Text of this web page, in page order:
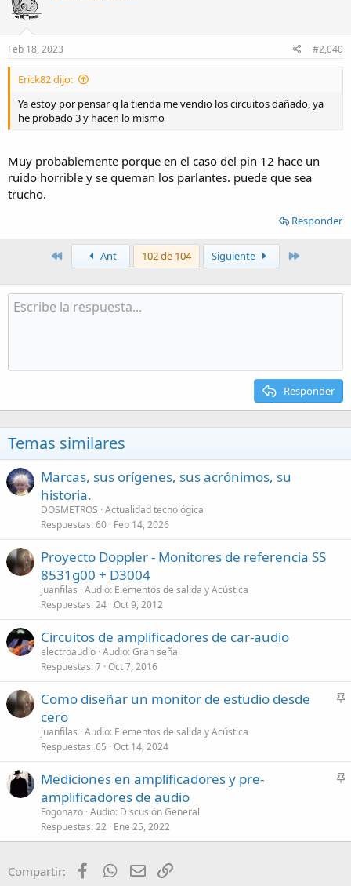
Feb 18, 2023 #2,040
Erick82 dijo:
Ya estoy por pensar q la tienda me vendio los circuitos dañado, ya
he probado 3 y hacen lo mismo
Muy probablemente porque en el caso del pin 12 hace un
ruido horrible y se queman los parlantes. puede que sea
trucho.
Responder
PrimeroAnt 102 de 104 Siguiente
Responder
Temas similares
Marcas, sus orígenes, sus acrónimos, su
historia.
DOSMETROS Actualidad tecnológica
Respuestas 60 Feb 14, 2026
Proyecto Doppler - Monitores de referencia SS
8531g00 + D3004
juanfilas Audio: Elementos de salida y Acústica
Respuestas 24 Oct 9, 2012
Circuitos de amplificadores de car-audio
electroaudio Audio: Gran señal
Respuestas 7 Oct 7, 2016
A
d
Como diseñar un monitor de estudio desde
cero
juanfilas Audio: Elementos de salida y Acústica
Respuestas 65 Oct 14, 2024
A
a
Mediciones en amplificadores y pre-
amplificadores de audio
Fogonazo Audio: Discusión General
Respuestas 22 Ene 25, 2022
Compartir: FacebookWhatsApp
Email